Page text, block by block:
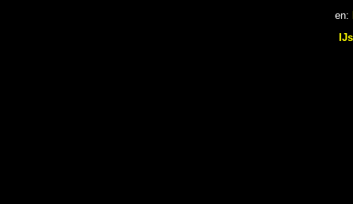
en: